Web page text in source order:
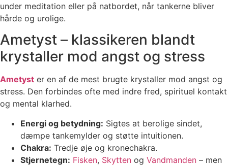
under meditation eller på natbordet, når tankerne bliver
hårde og urolige.
Ametyst – klassikeren blandt
krystaller mod angst og stress
Ametyst er en af de mest brugte krystaller mod angst og
stress. Den forbindes ofte med indre fred, spirituel kontakt
og mental klarhed.
Energi og betydning: Sigtes at berolige sindet,
dæmpe tankemylder og støtte intuitionen.
Chakra: Tredje øje og kronechakra.
Stjernetegn: Fisken, Skytten og Vandmanden – men